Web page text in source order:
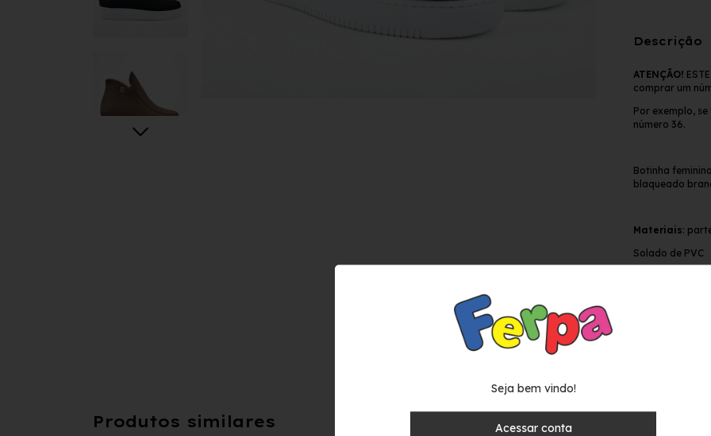
Descrição
ATENÇÃO!
comprar um
Por exemplo,
número 36.
Botinha
blaqueado
Materiais:
Solado de PVC
Produtos similares
Seja bem vindo!
Acessar conta